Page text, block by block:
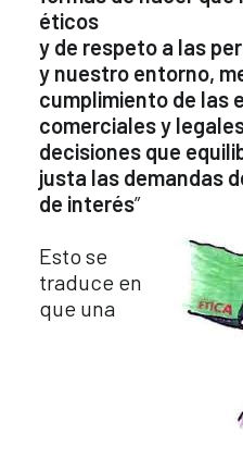
éticos
y de respeto a las
y nuestro entorno,
cumplimiento de las
comerciales y
decisiones que
justa las demandas
de interés”
Esto se
traduce en
que una